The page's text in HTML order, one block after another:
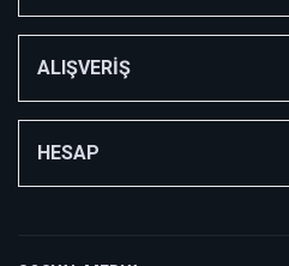
ALIŞVERİŞ
HESAP